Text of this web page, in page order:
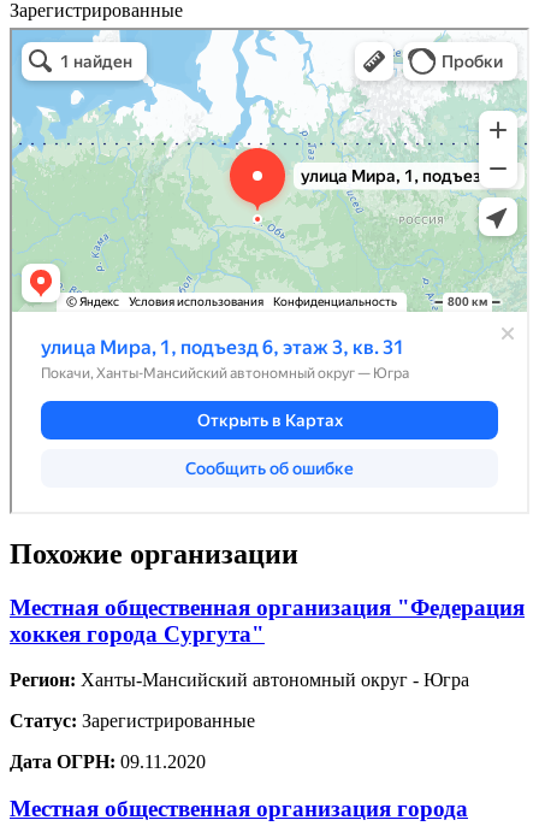
Зарегистрированные
Похожие организации
Местная общественная организация "Федерация
хоккея города Сургута"
Регион: Ханты-Мансийский автономный округ - Югра
Статус: Зарегистрированные
Дата ОГРН: 09.11.2020
Местная общественная организация города